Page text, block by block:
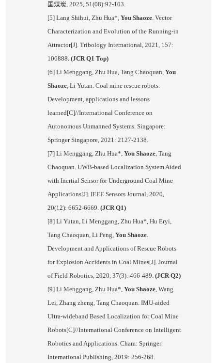
国煤炭, 2025, 51(08):92-103.
[5] Lang Shihui, Zhu Hua*, You Shaoze. Vector
Characterization and Evolution of the Running-in
Attractor[J]. Tribology International, 2021, 157:
106888. (JCR Q1 Top)
[6] Li Menggang, Zhu Hua, Tang Chaoquan, You
Shaoze, Li Yutan. Coal mine rescue robots:
Development, applications and lessons
learned[C]//International Conference on
Autonomous Unmanned Systems. Singapore:
Springer Singapore, 2021: 2127-2138.
[7] Li Menggang, Zhu Hua*, You Shaoze, Tang
Chaoquan. UWB-based Localization System Aided
with Inertial Sensor for Underground Coal Mine
Applications[J]. IEEE Sensors Journal, 2020,
20(12): 6652-6669. (JCR Q1)
[8] Li Yutan, Li Menggang, Zhu Hua*, Hu Eryi,
Tang Chaoquan, Li Peng, You Shaoze.
Development and Applications of Rescue Robots
for Explosion Accidents in Coal Mines[J]. Journal
of Field Robotics, 2020, 37(3): 466-489. (JCR Q2)
[9] Li Menggang, Zhu Hua*, You Shaoze, Wang
Lei, Zhang zheng, Tang Chaoquan. IMU-aided
Ultra-wideband Based Localization for Coal Mine
Robots[C]//International Conference on Intelligent
Robotics and Applications. Cham: Springer
International Publishing, 2019: 256-268.